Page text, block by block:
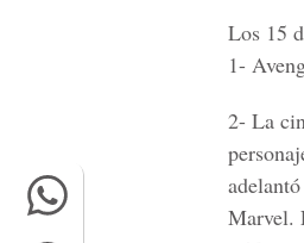
Los 15
1-
2- La
Marvel.